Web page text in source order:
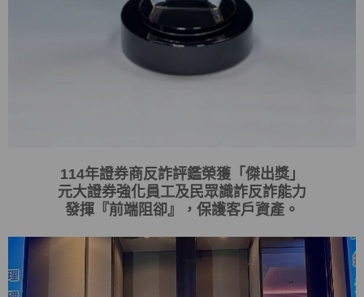
114年證券商反詐評鑑榮獲「傑出獎」
元大證券強化員工及民眾識詐反詐能力
發揮 『 前端阻卻』 ，保護客戶資產。